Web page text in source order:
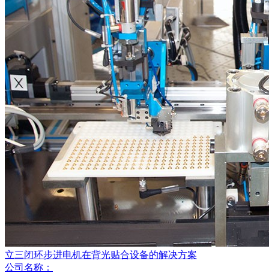
立三闭环步进电机在背光贴合设备的解决方案
公司名称：